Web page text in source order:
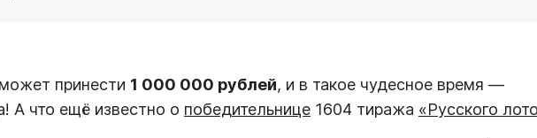
может принести 1 000 000 рублей, и в такое чудесное время —
А что ещё известно о победительнице 1604 тиража «Русского